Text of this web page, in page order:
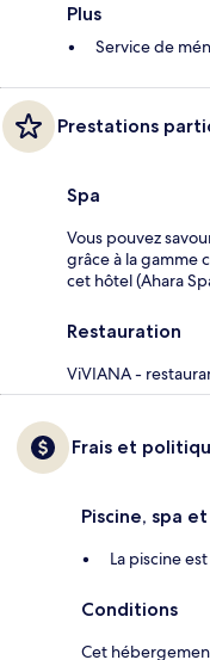
Plus
Service de
Prestations
Spa
Vous pouvez
grâce à la gamme
cet hôtel (Ahara
Restauration
ViVIANA -
Frais et
Piscine, spa
La piscine
Conditions
Cet